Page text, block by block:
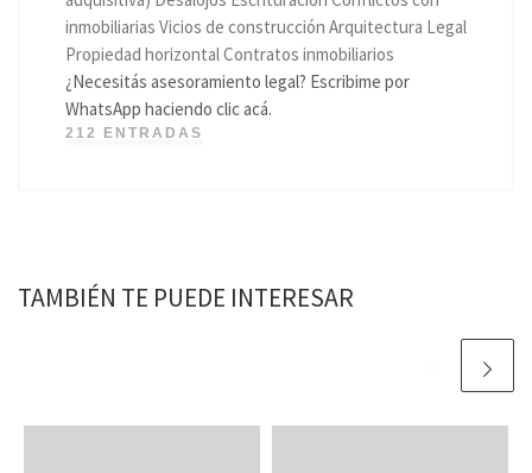
inmobiliarias Vicios de construcción Arquitectura Legal
Propiedad horizontal Contratos inmobiliarios
¿Necesitás asesoramiento legal? Escribime por
WhatsApp haciendo clic acá.
212 ENTRADAS
TAMBIÉN TE PUEDE INTERESAR